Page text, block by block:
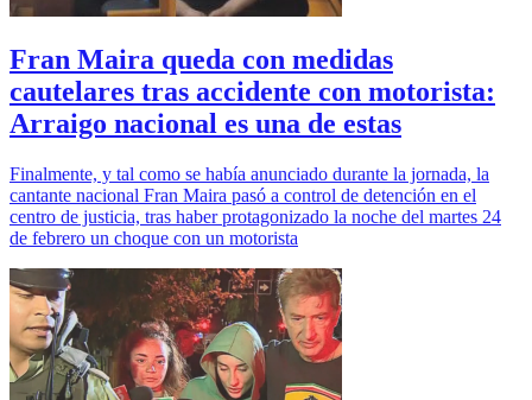
Fran Maira queda con medidas
cautelares tras accidente con motorista:
Arraigo nacional es una de estas
Finalmente, y tal como se había anunciado durante la jornada, la
cantante nacional Fran Maira pasó a control de detención en el
centro de justicia, tras haber protagonizado la noche del martes 24
de febrero un choque con un motorista